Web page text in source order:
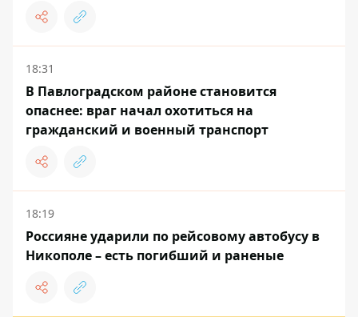
18:31
В Павлоградском районе становится
опаснее: враг начал охотиться на
гражданский и военный транспорт
18:19
Россияне ударили по рейсовому автобусу в
Никополе – есть погибший и раненые